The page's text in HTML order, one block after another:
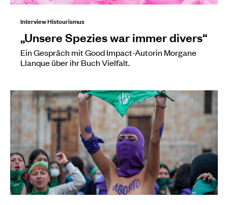
Interview Histourismus
„Unsere Spezies war immer divers“
Ein Gespräch mit Good Impact-Autorin Morgane
Llanque über ihr Buch Vielfalt.